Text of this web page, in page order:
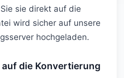
sie direkt auf die
wird sicher auf unsere
hochgeladen.
auf die Konvertierung